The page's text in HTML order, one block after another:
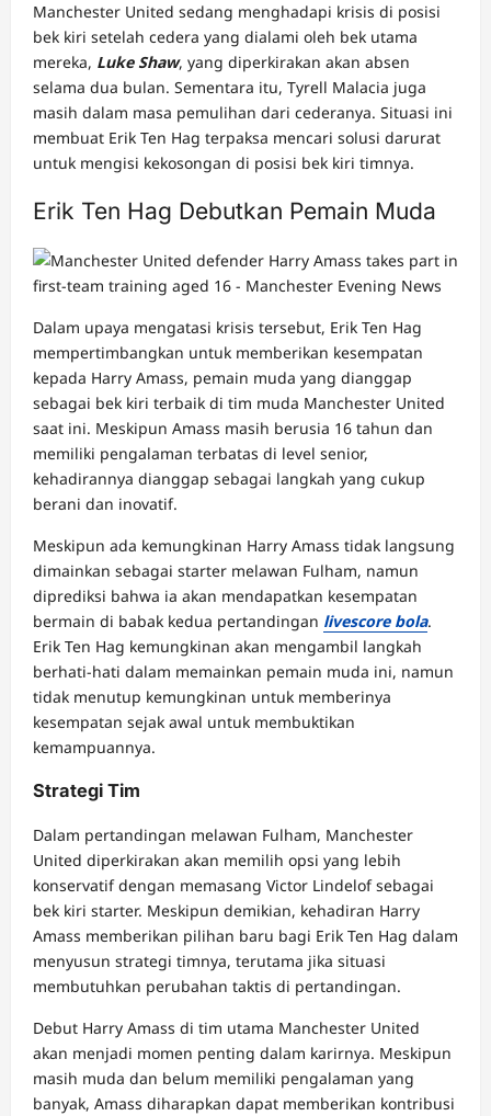
Manchester United sedang menghadapi krisis di posisi
bek kiri setelah cedera yang dialami oleh bek utama
mereka, Luke Shaw, yang diperkirakan akan absen
selama dua bulan. Sementara itu, Tyrell Malacia juga
masih dalam masa pemulihan dari cederanya. Situasi ini
membuat Erik Ten Hag terpaksa mencari solusi darurat
untuk mengisi kekosongan di posisi bek kiri timnya.
Erik Ten Hag Debutkan Pemain Muda
Dalam upaya mengatasi krisis tersebut, Erik Ten Hag
mempertimbangkan untuk memberikan kesempatan
kepada Harry Amass, pemain muda yang dianggap
sebagai bek kiri terbaik di tim muda Manchester United
saat ini. Meskipun Amass masih berusia 16 tahun dan
memiliki pengalaman terbatas di level senior,
kehadirannya dianggap sebagai langkah yang cukup
berani dan inovatif.
Meskipun ada kemungkinan Harry Amass tidak langsung
dimainkan sebagai starter melawan Fulham, namun
diprediksi bahwa ia akan mendapatkan kesempatan
bermain di babak kedua pertandingan livescore bola.
Erik Ten Hag kemungkinan akan mengambil langkah
berhati-hati dalam memainkan pemain muda ini, namun
tidak menutup kemungkinan untuk memberinya
kesempatan sejak awal untuk membuktikan
kemampuannya.
Strategi Tim
Dalam pertandingan melawan Fulham, Manchester
United diperkirakan akan memilih opsi yang lebih
konservatif dengan memasang Victor Lindelof sebagai
bek kiri starter. Meskipun demikian, kehadiran Harry
Amass memberikan pilihan baru bagi Erik Ten Hag dalam
menyusun strategi timnya, terutama jika situasi
membutuhkan perubahan taktis di pertandingan.
Debut Harry Amass di tim utama Manchester United
akan menjadi momen penting dalam karirnya. Meskipun
masih muda dan belum memiliki pengalaman yang
banyak, Amass diharapkan dapat memberikan kontribusi